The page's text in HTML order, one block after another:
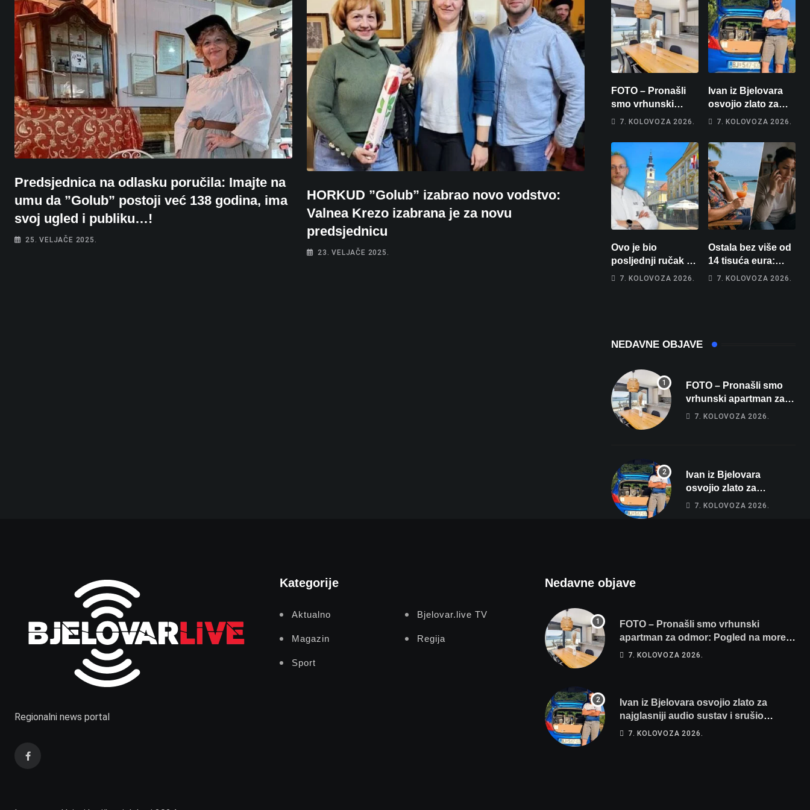
Predsjednica na odlasku poručila: Imajte na
umu da ”Golub” postoji već 138 godina, ima
svoj ugled i publiku…!
25. VELJAČE 2025.
HORKUD ”Golub” izabrao novo vodstvo:
Valnea Krezo izabrana je za novu
predsjednicu
23. VELJAČE 2025.
FOTO – Pronašli
smo vrhunski
apartman za
more, tri spavaće
sobe i terasa koja
osvaja
7. KOLOVOZA 2026.
Ivan iz Bjelovara
osvojio zlato za
najglasniji audio
osobni rekord od
čak 145,9 dB!
7. KOLOVOZA 2026.
Ovo je bio
posljednji ručak u
Franzu: Poznati
iznenađenje za
7. KOLOVOZA 2026.
Ostala bez više od
14 tisuća eura:
Obećao joj auto za
7. KOLOVOZA 2026.
NEDAVNE OBJAVE
FOTO – Pronašli smo
vrhunski apartman za
odmor: Pogled na
7. KOLOVOZA 2026.
Ivan iz Bjelovara
osvojio zlato za
najglasniji audio sustav
7. KOLOVOZA 2026.
Regionalni news portal
Kategorije
Aktualno Bjelovar.live TV
Magazin Regija
Sport
Nedavne objave
FOTO – Pronašli smo vrhunski
apartman za odmor: Pogled na more,
tri spavaće sobe i terasa koja osvaja
7. KOLOVOZA 2026.
Ivan iz Bjelovara osvojio zlato za
najglasniji audio sustav i srušio
osobni rekord od čak 145,9 dB!
7. KOLOVOZA 2026.